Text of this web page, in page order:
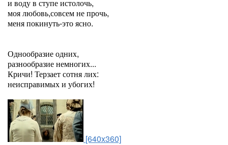
и воду в ступе истолочь,
моя любовь,совсем не прочь,
меня покинуть-это ясно.
Однообразие одних,
разнообразие немногих...
Кричи! Терзает сотня лих:
неисправимых и убогих!
[640x360]